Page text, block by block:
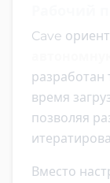
Cave
разработан
время
позволяя
Вместо